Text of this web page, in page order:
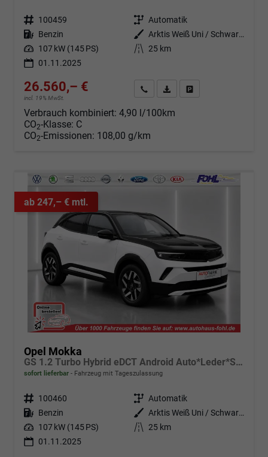
Fahrzeugnr. 100459 Getriebe Automatik
Kraftstoff Benzin Außenfarbe
Arktis Weiß Uni / Schwarzes Dach
Leistung 107 kW (145 PS) Kilometerstand 25 km
01.11.2025
26.560,– €
incl. 19% MwSt.
Angebot anfordern
Fahrzeugexpose (PDF)
Verbrauch kombiniert: 4,90 l/100km
CO2-Klasse: C
CO2-Emissionen: 108,00 g/km
ab 247,– € mtl.
Opel Mokka
GS 1.2 Turbo Hybrid eDCT Android Auto*Leder*SHZ*Kamera*Klimaauto*LED*
sofort lieferbar Fahrzeug mit Tageszulassung
Fahrzeugnr. 100460 Getriebe Automatik
Kraftstoff Benzin Außenfarbe
Arktis Weiß Uni / Schwarzes Dach
Leistung 107 kW (145 PS) Kilometerstand 25 km
01.11.2025